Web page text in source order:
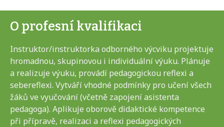
O profesní kvalifikaci
Instruktor/instruktorka odborného výcviku projektuje
hromadnou, skupinovou i individuální výuku. Plánuje
a realizuje výuku, provádí pedagogickou reflexi a
sebereflexi. Vytváří vhodné podmínky pro učení všech
žáků ve vyučování (včetně zapojení asistenta
pedagoga). Aplikuje oborově didaktické kompetence
při přípravě, realizaci a reflexi pedagogických